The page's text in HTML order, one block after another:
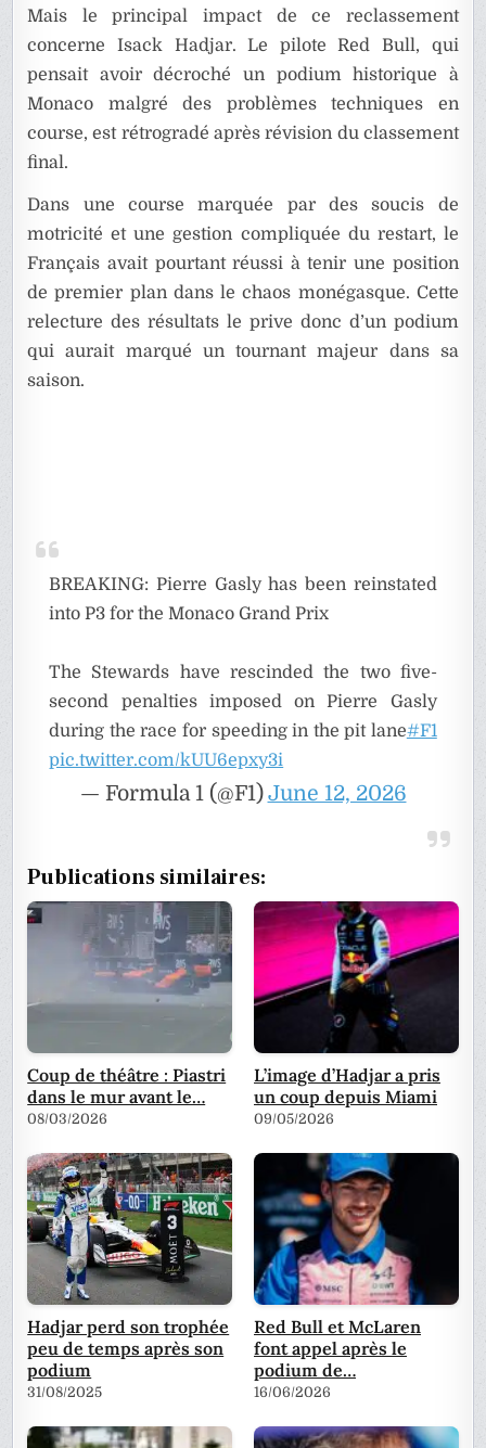
Mais le principal impact de ce reclassement
concerne Isack Hadjar. Le pilote Red Bull, qui
pensait avoir décroché un podium historique à
Monaco malgré des problèmes techniques en
course, est rétrogradé après révision du classement
final.
Dans une course marquée par des soucis de
motricité et une gestion compliquée du restart, le
Français avait pourtant réussi à tenir une position
de premier plan dans le chaos monégasque. Cette
relecture des résultats le prive donc d’un podium
qui aurait marqué un tournant majeur dans sa
saison.
BREAKING: Pierre Gasly has been reinstated
into P3 for the Monaco Grand Prix
The Stewards have rescinded the two five-
second penalties imposed on Pierre Gasly
during the race for speeding in the pit lane#F1
pic.twitter.com/kUU6epxy3i
— Formula 1 (@F1)June 12, 2026
Publications similaires:
Coup de théâtre : Piastri
dans le mur avant le…
08/03/2026
L’image d’Hadjar a pris
un coup depuis Miami
09/05/2026
Hadjar perd son trophée
peu de temps après son
podium
31/08/2025
Red Bull et McLaren
font appel après le
podium de…
16/06/2026